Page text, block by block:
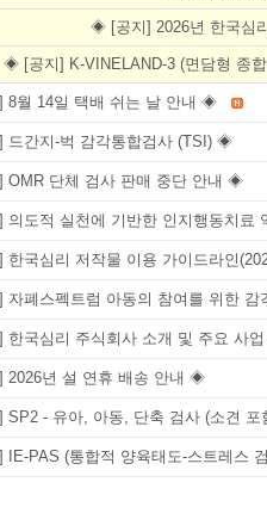
◈ [공지] 2026년 한국심
◈ [공지] K-VINELAND-3 (면담형 종
월 14일 택배 쉬는 날 안내 ◈
간지-벅 감각통합검사 (TSI) ◈
단체 검사 판매 중단 안내 ◈
도적 실천에 기반한 인지행동치료
국심리 저작물 이용 가이드라인
폐스펙트럼 아동의 참여를 위한
국심리 주식회사 소개 및 주요 사
년 설 연휴 배송 안내 ◈
- 유아, 아동, 단축 검사 (소견
PAS (통합적 양육태도-스트레스